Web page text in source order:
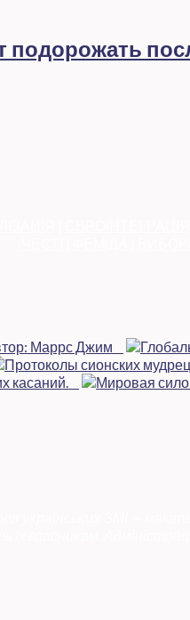
подорожать